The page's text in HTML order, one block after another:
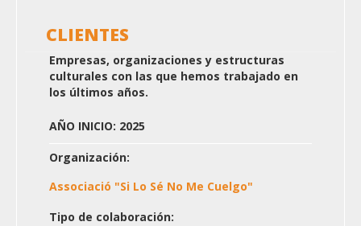
CLIENTES
Empresas, organizaciones y estructuras
culturales con las que hemos trabajado en
los últimos años.
AÑO INICIO: 2025
Organización:
Associació "Si Lo Sé No Me Cuelgo"
Tipo de colaboración: